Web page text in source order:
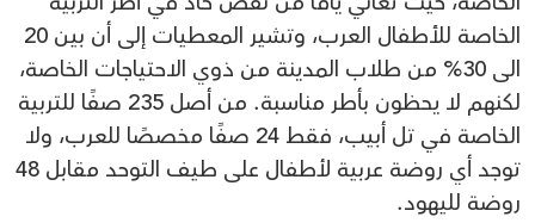
الخاصة للأطفال العرب، وتشير المعطيات إلى أن بين 20
الى 30% من طلاب المدينة من ذوي الاحتياجات الخاصة،
لكنهم لا يحظون بأطر مناسبة. من أصل 235 صفًا للتربية
الخاصة في تل أبيب، فقط 24 صفًا مخصصًا للعرب، ولا
توجد أي روضة عربية لأطفال على طيف التوحد مقابل 48
روضة لليهود.